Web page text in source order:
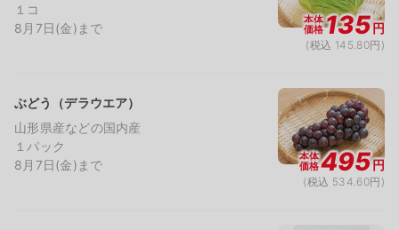
１コ
8月7日(金)まで
本体
価格135円
(税込 145.80円)
ぶどう（デラウエア）
山形県産などの国内産
１パック
8月7日(金)まで
本体
価格495円
(税込 534.60円)